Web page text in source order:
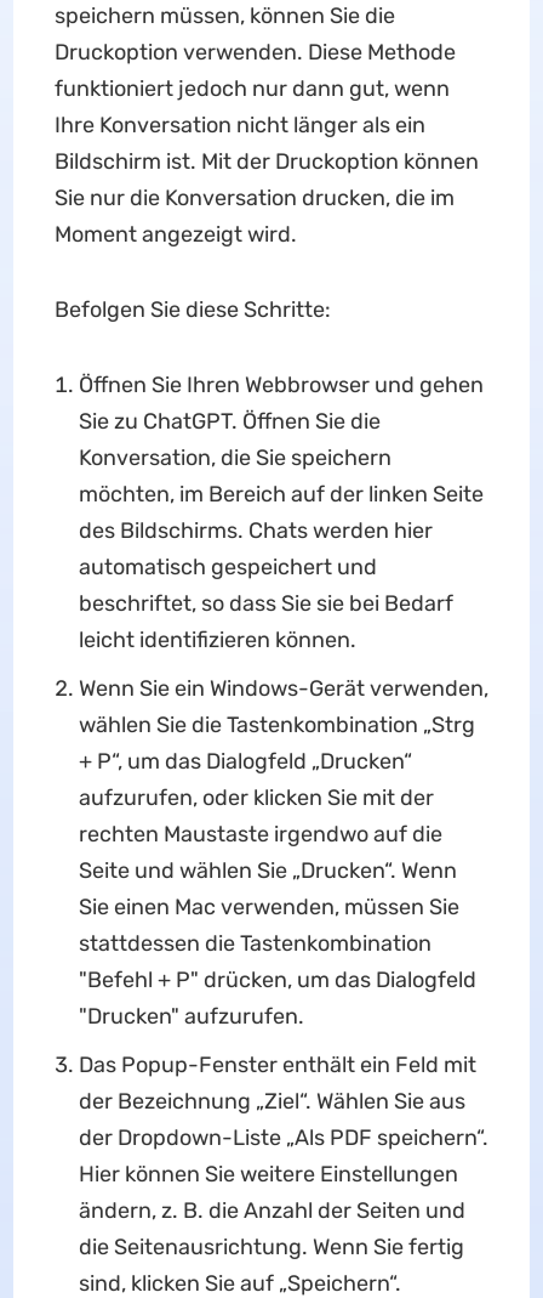
speichern müssen, können Sie die
Druckoption verwenden. Diese Methode
funktioniert jedoch nur dann gut, wenn
Ihre Konversation nicht länger als ein
Bildschirm ist. Mit der Druckoption können
Sie nur die Konversation drucken, die im
Moment angezeigt wird.
Befolgen Sie diese Schritte:
Öffnen Sie Ihren Webbrowser und gehen
Sie zu ChatGPT. Öffnen Sie die
Konversation, die Sie speichern
möchten, im Bereich auf der linken Seite
des Bildschirms. Chats werden hier
automatisch gespeichert und
beschriftet, so dass Sie sie bei Bedarf
leicht identifizieren können.
Wenn Sie ein Windows-Gerät verwenden,
wählen Sie die Tastenkombination „Strg
+ P“, um das Dialogfeld „Drucken“
aufzurufen, oder klicken Sie mit der
rechten Maustaste irgendwo auf die
Seite und wählen Sie „Drucken“. Wenn
Sie einen Mac verwenden, müssen Sie
stattdessen die Tastenkombination
"Befehl + P" drücken, um das Dialogfeld
"Drucken" aufzurufen.
Das Popup-Fenster enthält ein Feld mit
der Bezeichnung „Ziel“. Wählen Sie aus
der Dropdown-Liste „Als PDF speichern“.
Hier können Sie weitere Einstellungen
ändern, z. B. die Anzahl der Seiten und
die Seitenausrichtung. Wenn Sie fertig
sind, klicken Sie auf „Speichern“.